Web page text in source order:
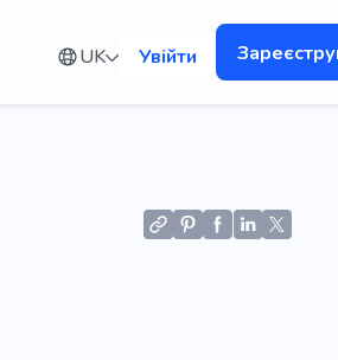
UK Увійти